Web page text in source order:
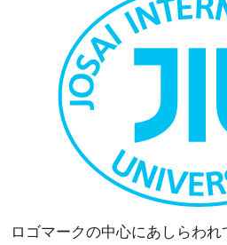
ロゴマークの中心にあしらわ